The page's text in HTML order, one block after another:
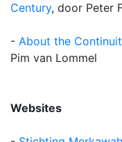
Century, door Peter
- About the
Pim van Lommel
Websites